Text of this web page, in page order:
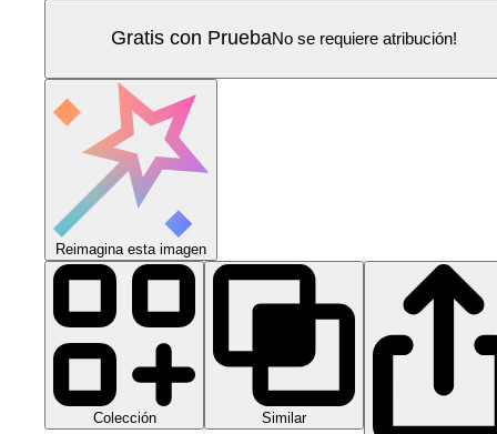
Gratis con PruebaNo se requiere atribución!
Reimagina esta imagen
Colección Similar